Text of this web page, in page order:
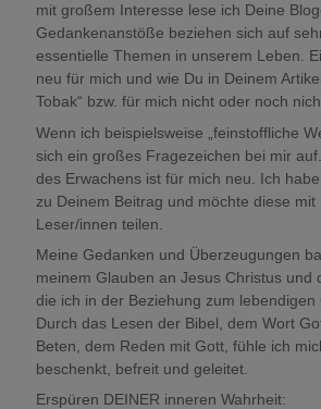
mit großem Interesse lese ich Deine
Gedankenanstöße beziehen sich auf
essentielle Themen in unserem Leben.
neu für mich und wie Du in Deinem
Tobak“ bzw. für mich nicht oder noch
Wenn ich beispielsweise „feinstoffliche
sich ein großes Fragezeichen bei mir
des Erwachens ist für mich neu. Ich
zu Deinem Beitrag und möchte diese mit
Leser/innen teilen.
Meine Gedanken und Überzeugungen
meinem Glauben an Jesus Christus und
die ich in der Beziehung zum lebendigen
Durch das Lesen der Bibel, dem Wort
Beten, dem Reden mit Gott, fühle ich
beschenkt, befreit und geleitet.
Erspüren DEINER inneren Wahrheit: